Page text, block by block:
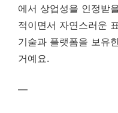
에서 상업성을 인정받
적이면서 자연스러운
기술과 플랫폼을 보유
거예요.
—